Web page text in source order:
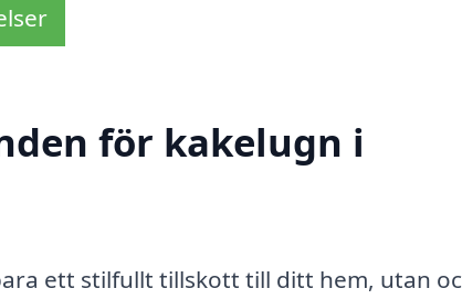
för kakelugn i
ett stilfullt tillskott till ditt hem, utan